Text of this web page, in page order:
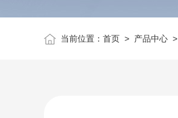
当前位置： 首页> 产品中心>